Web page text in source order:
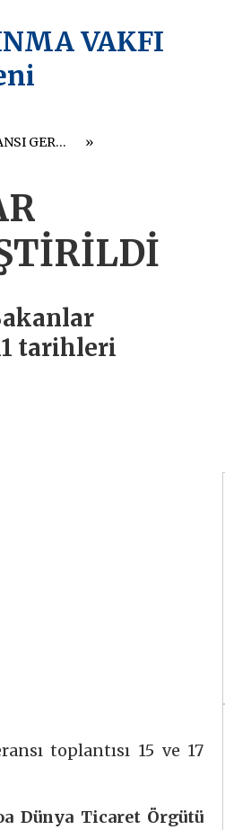
VAKFI
SEKİZİNCİ DTÖ BAKANLAR KONFERANSI GERÇEKLEŞTİRİLDİ
tarihleri
toplantısı 15 ve 17
Dünya Ticaret Örgütü